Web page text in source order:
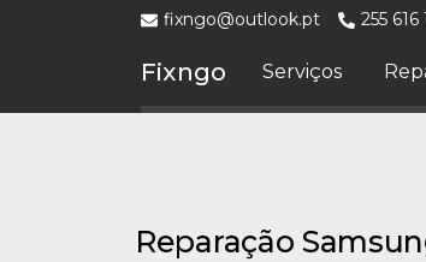
fixngo@outlook.pt 255 616
Fixngo Serviços
Reparação